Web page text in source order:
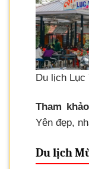
Du lịch Lục
Tham
Yên đẹp,
Du lịch